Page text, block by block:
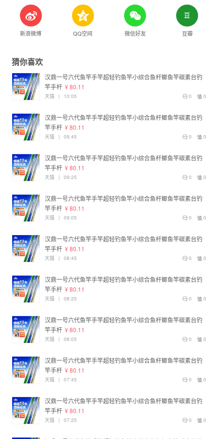
新浪微博 QQ空间 微信好友 豆瓣
猜你喜欢
汉鼎一号六代鱼竿手竿超轻钓鱼竿小综合鱼杆鲫鱼竿碳素台钓
竿手杆 ¥ 80.11
0
0
天猫 | 10:05
汉鼎一号六代鱼竿手竿超轻钓鱼竿小综合鱼杆鲫鱼竿碳素台钓
竿手杆 ¥ 80.11
0
0
天猫 | 09:45
汉鼎一号六代鱼竿手竿超轻钓鱼竿小综合鱼杆鲫鱼竿碳素台钓
竿手杆 ¥ 80.11
0
0
天猫 | 09:25
汉鼎一号六代鱼竿手竿超轻钓鱼竿小综合鱼杆鲫鱼竿碳素台钓
竿手杆 ¥ 80.11
0
0
天猫 | 09:05
汉鼎一号六代鱼竿手竿超轻钓鱼竿小综合鱼杆鲫鱼竿碳素台钓
竿手杆 ¥ 80.11
0
0
天猫 | 08:45
汉鼎一号六代鱼竿手竿超轻钓鱼竿小综合鱼杆鲫鱼竿碳素台钓
竿手杆 ¥ 80.11
0
0
天猫 | 08:25
汉鼎一号六代鱼竿手竿超轻钓鱼竿小综合鱼杆鲫鱼竿碳素台钓
竿手杆 ¥ 80.11
0
0
天猫 | 08:05
汉鼎一号六代鱼竿手竿超轻钓鱼竿小综合鱼杆鲫鱼竿碳素台钓
竿手杆 ¥ 80.11
0
0
天猫 | 07:45
汉鼎一号六代鱼竿手竿超轻钓鱼竿小综合鱼杆鲫鱼竿碳素台钓
竿手杆 ¥ 80.11
0
0
天猫 | 07:25